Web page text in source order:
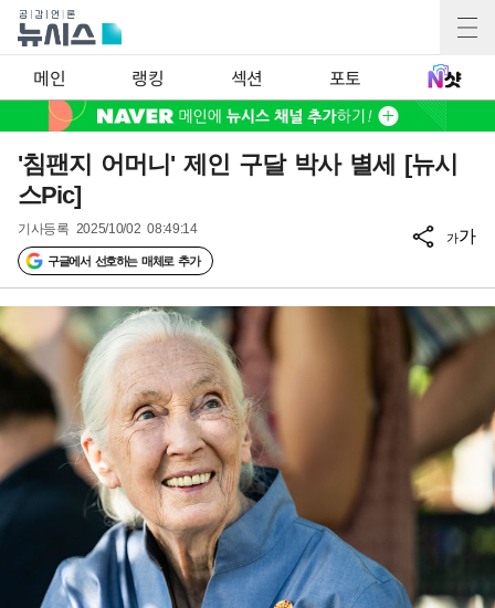
메인 랭킹 섹션 포토
'침팬지 어머니' 제인 구달 박사 별세 [뉴시
스Pic]
기사등록 2025/10/02 08:49:14
구글에서 선호하는 매체로 추가
가가